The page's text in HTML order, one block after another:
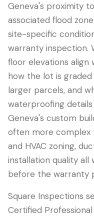
Geneva's proximity
associated flood
site-specific
warranty inspection.
floor elevations
how the lot is
larger parcels, and
waterproofing
Geneva's custom
often more complex
and HVAC zoning,
installation quality
before the warranty
Square Inspections
Certified